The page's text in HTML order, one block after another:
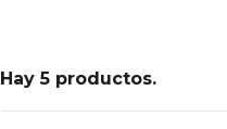
Hay 5 productos.